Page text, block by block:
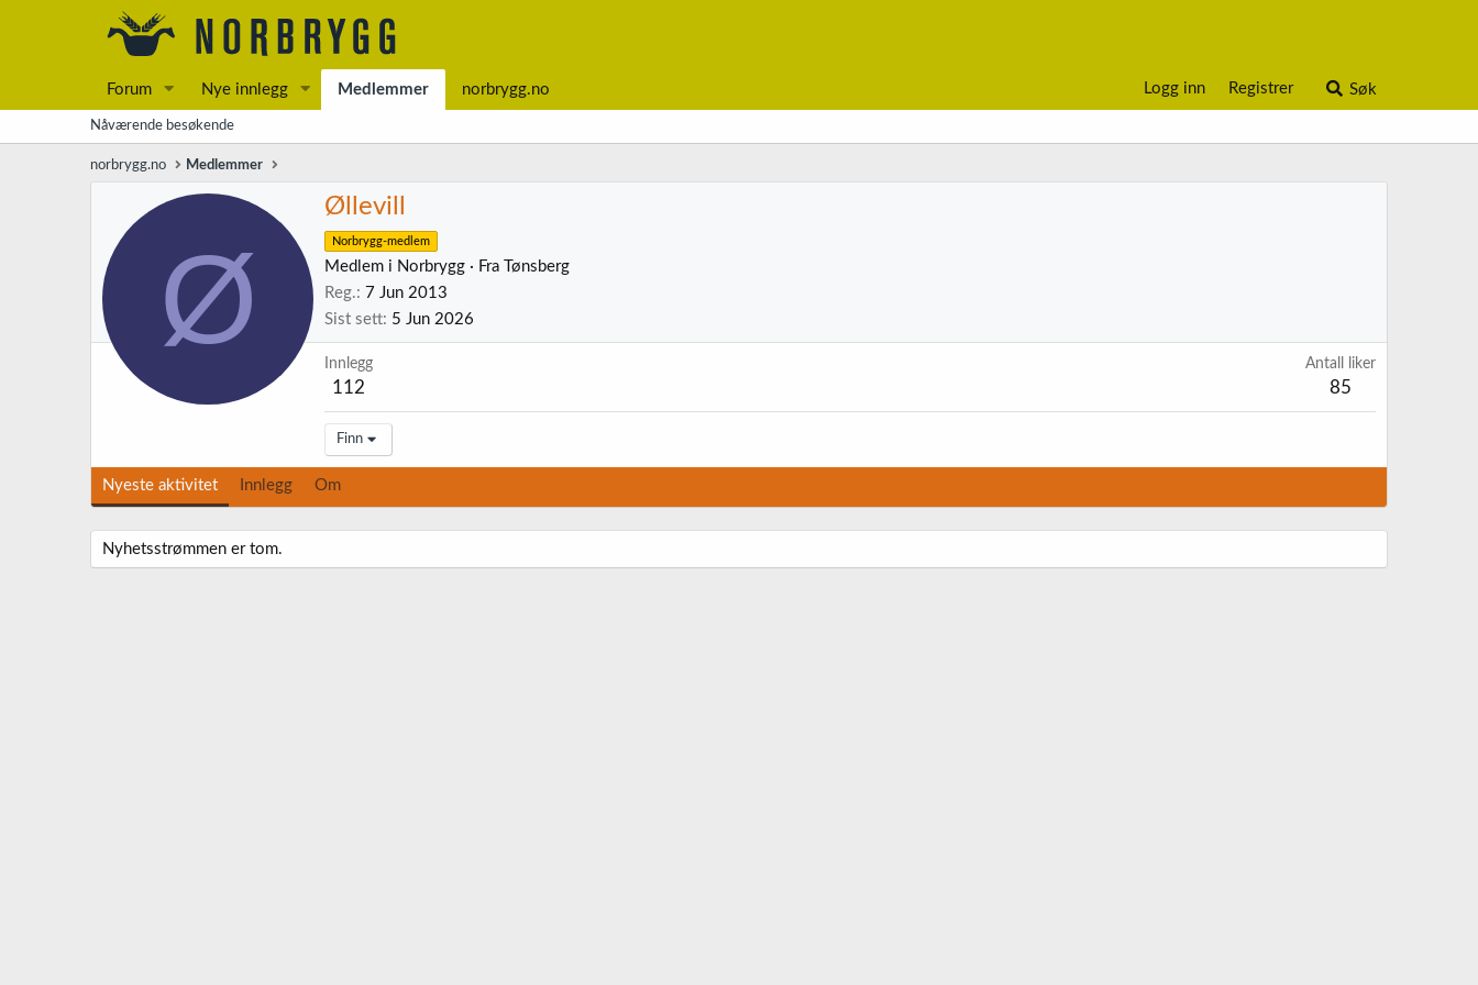
Forum Nye innlegg Medlemmer norbrygg.no Logg inn Registrer Søk
Nåværende besøkende
norbrygg.no Medlemmer
Ø
Øllevill
Norbrygg-medlem
Medlem i Norbrygg · Fra
Tønsberg
Reg.
7 Jun 2013
Sist sett 5 Jun 2026
Innlegg
112
Antall liker
85
Finn
Nyeste aktivitet Innlegg Om
Nyhetsstrømmen er tom.